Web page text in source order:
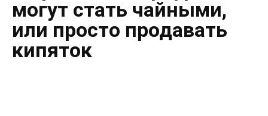
могут стать чайными,
или просто продавать
кипяток